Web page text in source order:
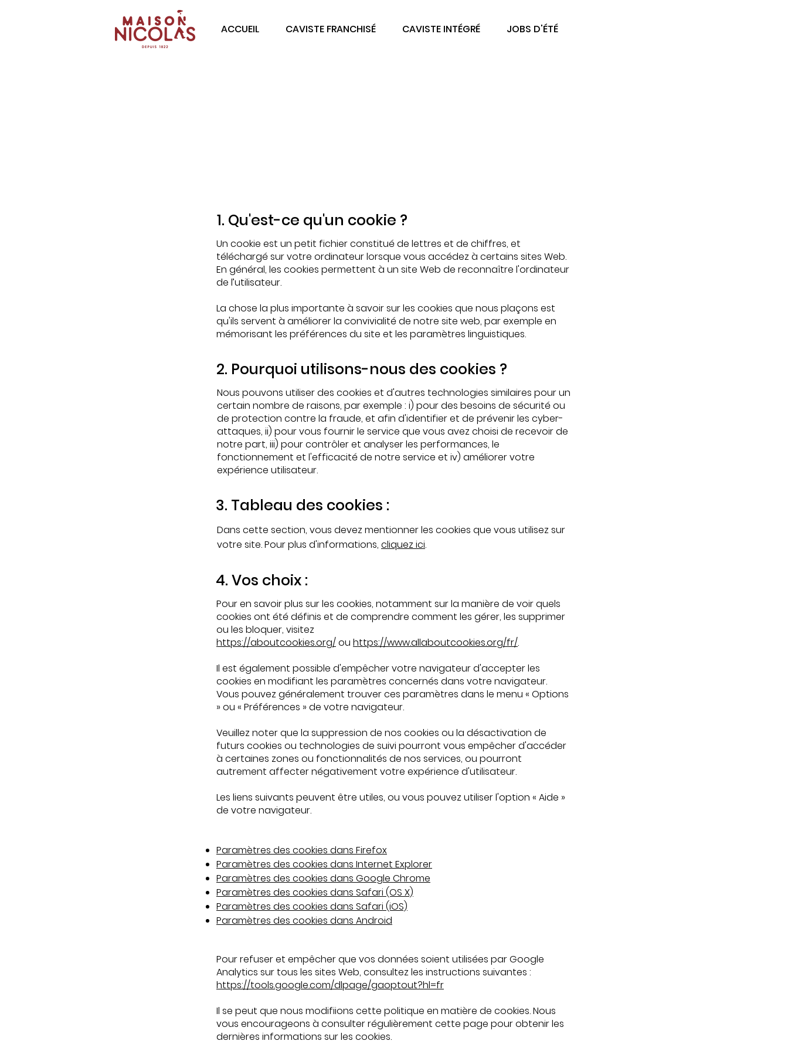
ACCUEIL CAVISTE FRANCHISÉ CAVISTE INTÉGRÉ JOBS D'ÉTÉ
1. Qu'est-ce qu'un cookie ?
Un cookie est un petit fichier constitué de lettres et de chiffres, et
téléchargé sur votre ordinateur lorsque vous accédez à certains sites Web.
En général, les cookies permettent à un site Web de reconnaître l'ordinateur
de l’utilisateur.
La chose la plus importante à savoir sur les cookies que nous plaçons est
qu'ils servent à améliorer la convivialité de notre site web, par exemple en
mémorisant les préférences du site et les paramètres linguistiques.
2. Pourquoi utilisons-nous des cookies ?
Nous pouvons utiliser des cookies et d'autres technologies similaires pour un
certain nombre de raisons, par exemple : i) pour des besoins de sécurité ou
de protection contre la fraude, et afin d'identifier et de prévenir les cyber-
attaques, ii) pour vous fournir le service que vous avez choisi de recevoir de
notre part, iii) pour contrôler et analyser les performances, le
fonctionnement et l'efficacité de notre service et iv) améliorer votre
expérience utilisateur.
3. Tableau des cookies :
Dans cette section, vous devez mentionner les cookies que vous utilisez sur
votre site. Pour plus d'informations, cliquez ici.
4. Vos choix :
Pour en savoir plus sur les cookies, notamment sur la manière de voir quels
cookies ont été définis et de comprendre comment les gérer, les supprimer
ou les bloquer, visitez
https://aboutcookies.org/ou https://www.allaboutcookies.org/fr/.
Il est également possible d'empêcher votre navigateur d'accepter les
cookies en modifiant les paramètres concernés dans votre navigateur.
Vous pouvez généralement trouver ces paramètres dans le menu « Options
» ou « Préférences » de votre navigateur.
Veuillez noter que la suppression de nos cookies ou la désactivation de
futurs cookies ou technologies de suivi pourront vous empêcher d'accéder
à certaines zones ou fonctionnalités de nos services, ou pourront
autrement affecter négativement votre expérience d'utilisateur.
Les liens suivants peuvent être utiles, ou vous pouvez utiliser l'option « Aide »
de votre navigateur.
Paramètres des cookies dans Firefox
Paramètres des cookies dans Internet Explorer
Paramètres des cookies dans Google Chrome
Paramètres des cookies dans Safari (OS X)
Paramètres des cookies dans Safari (iOS)
Paramètres des cookies dans Android
Pour refuser et empêcher que vos données soient utilisées par Google
Analytics sur tous les sites Web, consultez les instructions suivantes :
https://tools.google.com/dlpage/gaoptout?hl=fr
Il se peut que nous modifiions cette politique en matière de cookies. Nous
vous encourageons à consulter régulièrement cette page pour obtenir les
dernières informations sur les cookies.